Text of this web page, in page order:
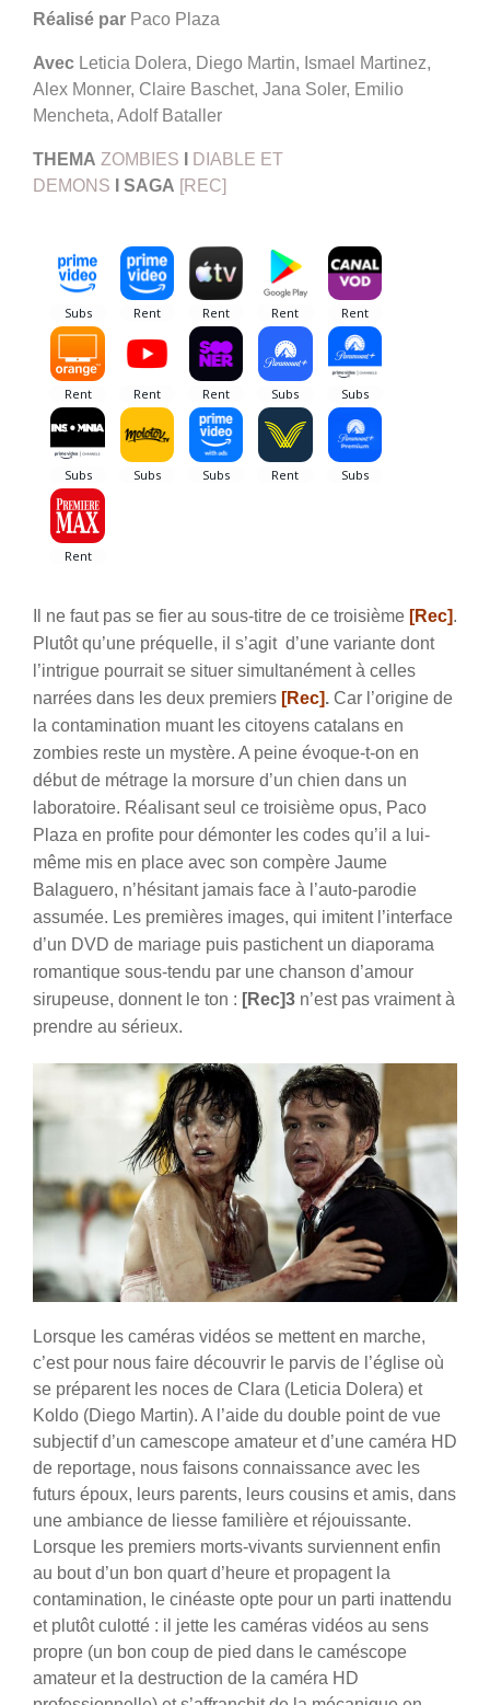
Réalisé par Paco Plaza
Avec Leticia Dolera, Diego Martin, Ismael Martinez,
Alex Monner, Claire Baschet, Jana Soler, Emilio
Mencheta, Adolf Bataller
THEMA ZOMBIES
DIABLE ET
DEMONS
SAGA [REC]
Il ne faut pas se fier au sous-titre de ce troisième [Rec].
Plutôt qu’une préquelle, il s’agit d’une variante dont
l’intrigue pourrait se situer simultanément à celles
narrées dans les deux premiers [Rec]. Car l’origine de
la contamination muant les citoyens catalans en
zombies reste un mystère. A peine évoque-t-on en
début de métrage la morsure d’un chien dans un
laboratoire. Réalisant seul ce troisième opus, Paco
Plaza en profite pour démonter les codes qu’il a lui-
même mis en place avec son compère Jaume
Balaguero, n’hésitant jamais face à l’auto-parodie
assumée. Les premières images, qui imitent l’interface
d’un DVD de mariage puis pastichent un diaporama
romantique sous-tendu par une chanson d’amour
sirupeuse, donnent le ton : [Rec]3 n’est pas vraiment à
prendre au sérieux.
Lorsque les caméras vidéos se mettent en marche,
c’est pour nous faire découvrir le parvis de l’église où
se préparent les noces de Clara (Leticia Dolera) et
Koldo (Diego Martin). A l’aide du double point de vue
subjectif d’un camescope amateur et d’une caméra HD
de reportage, nous faisons connaissance avec les
futurs époux, leurs parents, leurs cousins et amis, dans
une ambiance de liesse familière et réjouissante.
Lorsque les premiers morts-vivants surviennent enfin
au bout d’un bon quart d’heure et propagent la
contamination, le cinéaste opte pour un parti inattendu
et plutôt culotté : il jette les caméras vidéos au sens
propre (un bon coup de pied dans le caméscope
amateur et la destruction de la caméra HD